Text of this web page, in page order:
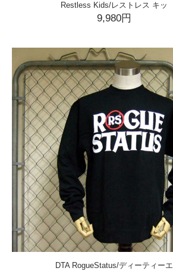
Restless Kids/レストレス キッ
9,980円
DTA RogueStatus/ディーティーエ